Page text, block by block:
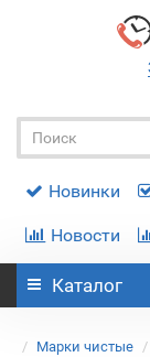
Новинки
Новости
Каталог
Марки чистые